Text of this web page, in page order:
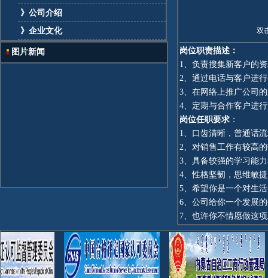
》公司介绍
》企业文化
图片新闻
双
岗位职责描述：
1、负责搜集新客户的
2、通过电话与客户进
3、在网络上推广公司
4、定期与合作客户进
岗位任职要求 ：
1、口齿清晰，普通话
2、对销售工作有较高
3、具备较强的学习能
4、性格坚韧，思维敏
5、希望你是一个对生
6、公司给你一个发展
7、也许你不情愿做这